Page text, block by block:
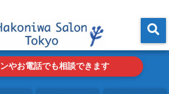
やお電話でも相談できます